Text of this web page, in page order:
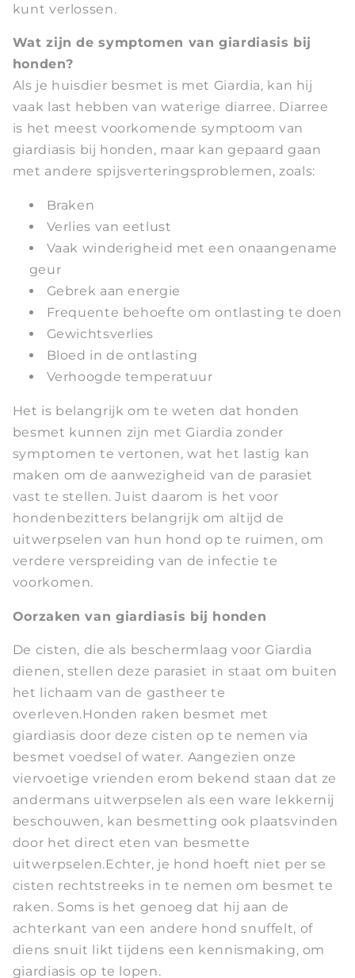
kunt verlossen.
Wat zijn de symptomen van giardiasis bij
honden?
Als je huisdier besmet is met Giardia, kan hij
vaak last hebben van waterige diarree. Diarree
is het meest voorkomende symptoom van
giardiasis bij honden, maar kan gepaard gaan
met andere spijsverteringsproblemen, zoals:
Braken
Verlies van eetlust
Vaak winderigheid met een onaangename
geur
Gebrek aan energie
Frequente behoefte om ontlasting te doen
Gewichtsverlies
Bloed in de ontlasting
Verhoogde temperatuur
Het is belangrijk om te weten dat honden
besmet kunnen zijn met Giardia zonder
symptomen te vertonen, wat het lastig kan
maken om de aanwezigheid van de parasiet
vast te stellen. Juist daarom is het voor
hondenbezitters belangrijk om altijd de
uitwerpselen van hun hond op te ruimen, om
verdere verspreiding van de infectie te
voorkomen.
Oorzaken van giardiasis bij honden
De cisten, die als beschermlaag voor Giardia
dienen, stellen deze parasiet in staat om buiten
het lichaam van de gastheer te
overleven.Honden raken besmet met
giardiasis door deze cisten op te nemen via
besmet voedsel of water. Aangezien onze
viervoetige vrienden erom bekend staan dat ze
andermans uitwerpselen als een ware lekkernij
beschouwen, kan besmetting ook plaatsvinden
door het direct eten van besmette
uitwerpselen.Echter, je hond hoeft niet per se
cisten rechtstreeks in te nemen om besmet te
raken. Soms is het genoeg dat hij aan de
achterkant van een andere hond snuffelt, of
diens snuit likt tijdens een kennismaking, om
giardiasis op te lopen.